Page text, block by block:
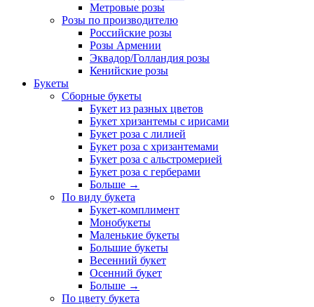
Метровые розы
Розы по производителю
Российские розы
Розы Армении
Эквадор/Голландия розы
Кенийские розы
Букеты
Сборные букеты
Букет из разных цветов
Букет хризантемы с ирисами
Букет роза с лилией
Букет роза с хризантемами
Букет роза с альстромерией
Букет роза с герберами
Больше →
По виду букета
Букет-комплимент
Монобукеты
Маленькие букеты
Большие букеты
Весенний букет
Осенний букет
Больше →
По цвету букета